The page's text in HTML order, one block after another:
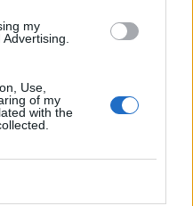
my
Use,
of my
with the